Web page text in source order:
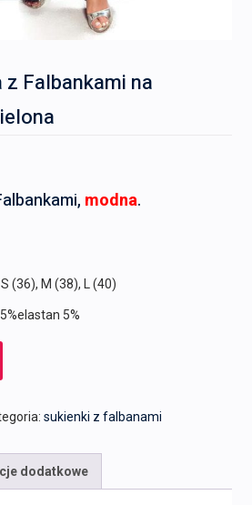
z Falbankami na
modna.
(36), M (38), L (40)
5%
sukienki z falbanami
dodatkowe